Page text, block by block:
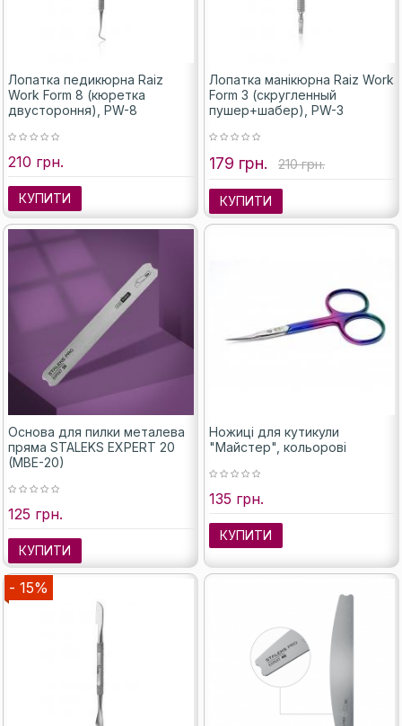
Лопатка педикюрна Raiz
Work Form 8 (кюретка
двустороння), PW-8
210 грн.
КУПИТИ
Лопатка манікюрна Raiz Work
Form 3 (скругленный
пушер+шабер), PW-3
179 грн. 210 грн.
КУПИТИ
Основа для пилки металева
пряма STALEKS EXPERT 20
(MBE-20)
125 грн.
КУПИТИ
Ножиці для кутикули
"Майстер", кольорові
135 грн.
КУПИТИ
- 15%